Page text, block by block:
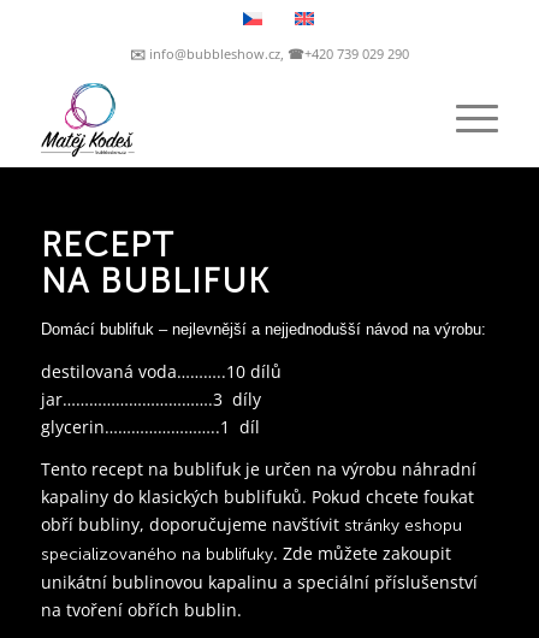
✉️ info@bubbleshow.cz, ☎+420 739 029 290
RECEPT
NA BUBLIFUK
Domácí bublifuk – nejlevnější a nejjednodušší návod na výrobu:
destilovaná voda………..10 dílů
jar…………………………….3 díly
glycerin……………………..1 díl
Tento recept na bublifuk je určen na výrobu náhradní
kapaliny do klasických bublifuků. Pokud chcete foukat
obří bubliny, doporučujeme navštívit stránky eshopu
specializovaného na bublifuky. Zde můžete zakoupit
unikátní bublinovou kapalinu a speciální příslušenství
na tvoření obřích bublin.